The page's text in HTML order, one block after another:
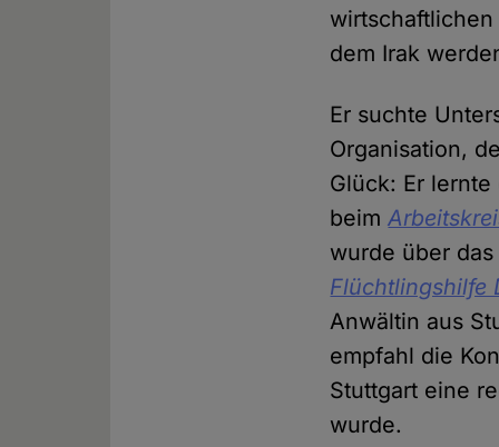
dem Irak
Er suchte
Organisation,
Glück: Er
beim
wurde über
Flüchtlingshilfe
Anwältin aus
empfahl die
Stuttgart eine
wurde.